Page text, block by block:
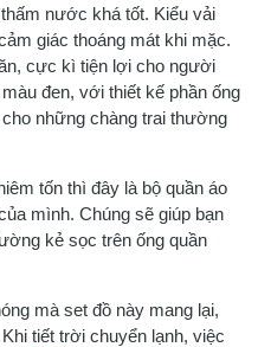
nước khá tốt. Kiểu vải
giác thoáng mát khi mặc.
cực kì tiện lợi cho người
đen, với thiết kế phần ống
những chàng trai thường
tốn thì đây là bộ quần áo
mình. Chúng sẽ giúp bạn
kẻ sọc trên ống quần
mà set đồ này mang lại,
tiết trời chuyển lạnh, việc